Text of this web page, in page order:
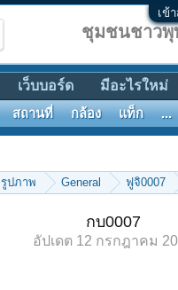
เข้
รูปภาพ General ฟูจิ0007
กบ0007
อัปเดต 12 กรกฎาคม
ชุมชนชาวพุ
เว็บบอร์ด มีอะไรใหม่
สถานที่ กล้อง แท็ก ...